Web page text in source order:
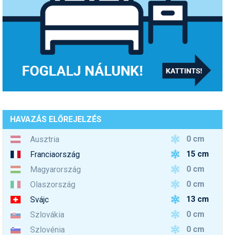
HAVAZÁS ELŐREJELZÉS
Ausztria
0 cm
Franciaország
15 cm
Magyarország
0 cm
Olaszország
0 cm
Svájc
13 cm
Szlovákia
0 cm
Szlovénia
0 cm